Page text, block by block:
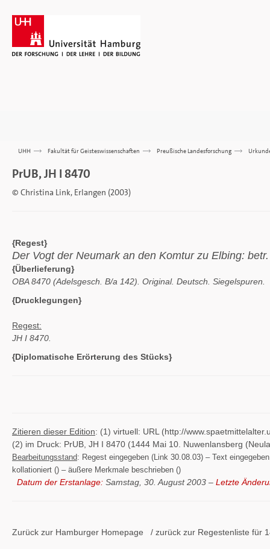
UHH >>> Fakultät für Geisteswissenschaften >>> Preußische Landesforschung >>>
PrUB, JH I 8470
© Christina Link, Erlangen (2003)
{Regest}
Der Vogt der Neumark an den Komtur zu Elbing:
{Überlieferung}
OBA 8470 (Adelsgesch. B/a 142). Original. Deutsch. Siegelspuren.
{Drucklegungen}
Regest:
JH I 8470.
{Diplomatische Erörterung des Stücks}
Zitieren dieser Edition: (1) virtuell: URL (http://
(2) im Druck: PrUB, JH I 8470 (1444 Mai 10. Nuwenlansberg
Bearbeitungsstand: Regest eingegeben (Link 30.08.03) – Text
kollationiert () – äußere Merkmale beschrieben ()
Datum der Erstanlage: Samstag, 30. August 2003 – Letzte
Zurück zur Hamburger Homepage / zurück zur Regestenliste für